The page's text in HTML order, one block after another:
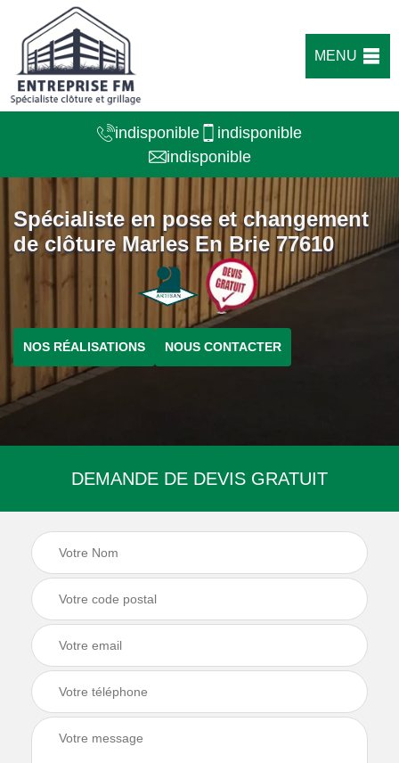
MENU
indisponible
indisponible
indisponible
Spécialiste en pose et changement
de clôture Marles En Brie 77610
NOS RÉALISATIONS NOUS CONTACTER
DEMANDE DE DEVIS GRATUIT